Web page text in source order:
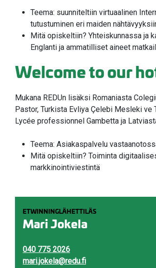
alavalikko
Teema: suunniteltiin virtuaalinen
tutustuminen eri maiden
Mitä opiskeltiin? Yhteiskunnassa ja
Englanti ja ammatilliset aineet
Welcome to our
Mukana REDUn lisäksi Romaniasta
Pastor, Turkista Evliya Çelebi Mesleki
Lycée professionnel Gambetta ja
Teema: Asiakaspalvelu
Mitä opiskeltiin? Toiminta
markkinointiviestintä
ETWINNINGLÄHETTILÄS
Mari Jokela
040 775 2026
mari.jokela@redu.fi